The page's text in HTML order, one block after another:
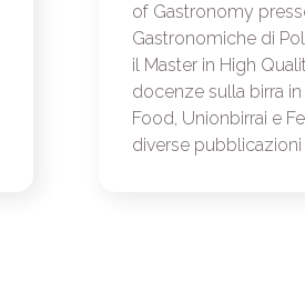
of Gastronomy
Gastronomiche di
il Master in High
docenze sulla birra
Food, Unionbirrai e
diverse